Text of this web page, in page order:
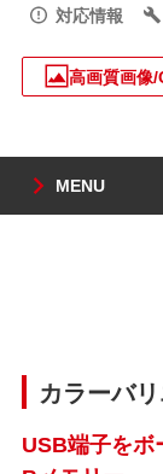
対応情報
高画質画像/
MENU
カラーバ
USB端子をボ